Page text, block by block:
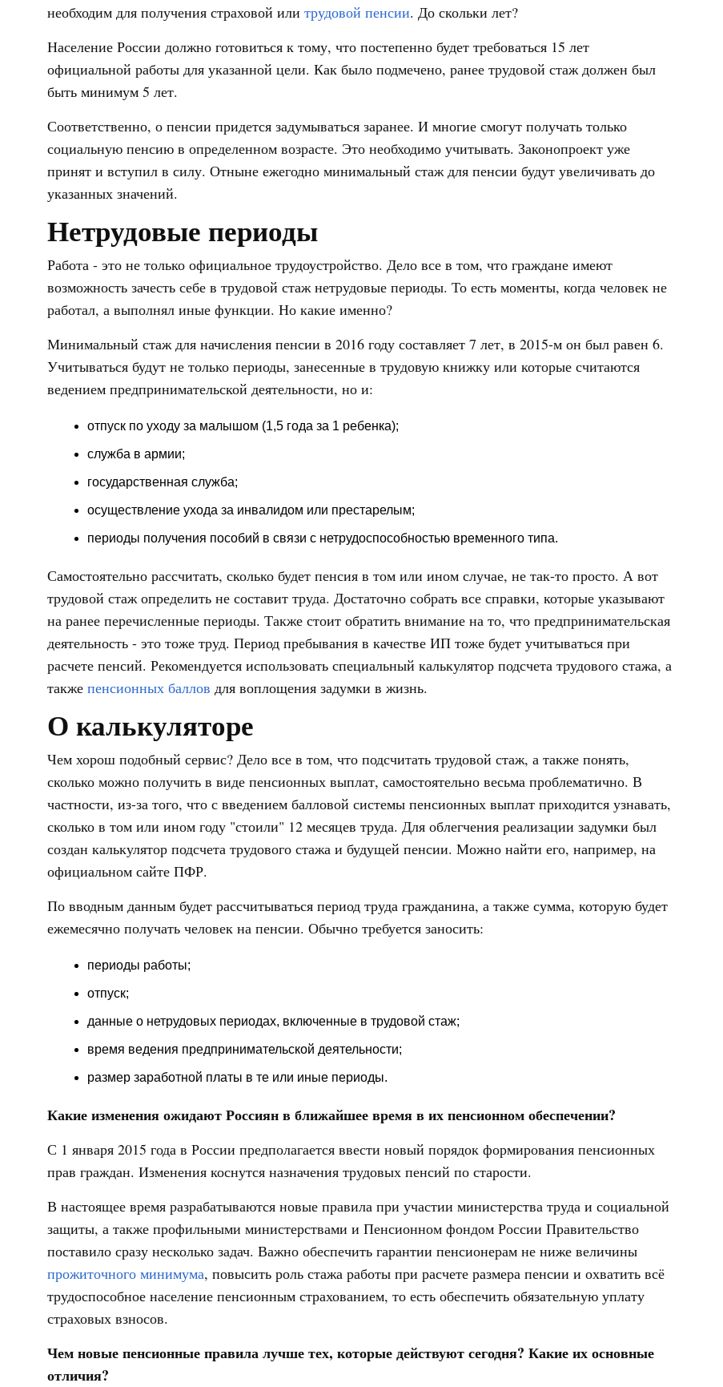
необходим для получения страховой или трудовой пенсии. До скольки лет?
Население России должно готовиться к тому, что постепенно будет требоваться 15 лет
официальной работы для указанной цели. Как было подмечено, ранее трудовой стаж должен был
быть минимум 5 лет.
Соответственно, о пенсии придется задумываться заранее. И многие смогут получать только
социальную пенсию в определенном возрасте. Это необходимо учитывать. Законопроект уже
принят и вступил в силу. Отныне ежегодно минимальный стаж для пенсии будут увеличивать до
указанных значений.
Нетрудовые периоды
Работа - это не только официальное трудоустройство. Дело все в том, что граждане имеют
возможность зачесть себе в трудовой стаж нетрудовые периоды. То есть моменты, когда человек не
работал, а выполнял иные функции. Но какие именно?
Минимальный стаж для начисления пенсии в 2016 году составляет 7 лет, в 2015-м он был равен 6.
Учитываться будут не только периоды, занесенные в трудовую книжку или которые считаются
ведением предпринимательской деятельности, но и:
отпуск по уходу за малышом (1,5 года за 1 ребенка);
служба в армии;
государственная служба;
осуществление ухода за инвалидом или престарелым;
периоды получения пособий в связи с нетрудоспособностью временного типа.
Самостоятельно рассчитать, сколько будет пенсия в том или ином случае, не так-то просто. А вот
трудовой стаж определить не составит труда. Достаточно собрать все справки, которые указывают
на ранее перечисленные периоды. Также стоит обратить внимание на то, что предпринимательская
деятельность - это тоже труд. Период пребывания в качестве ИП тоже будет учитываться при
расчете пенсий. Рекомендуется использовать специальный калькулятор подсчета трудового стажа, а
также пенсионных баллов для воплощения задумки в жизнь.
О калькуляторе
Чем хорош подобный сервис? Дело все в том, что подсчитать трудовой стаж, а также понять,
сколько можно получить в виде пенсионных выплат, самостоятельно весьма проблематично. В
частности, из-за того, что с введением балловой системы пенсионных выплат приходится узнавать,
сколько в том или ином году "стоили" 12 месяцев труда. Для облегчения реализации задумки был
создан калькулятор подсчета трудового стажа и будущей пенсии. Можно найти его, например, на
официальном сайте ПФР.
По вводным данным будет рассчитываться период труда гражданина, а также сумма, которую будет
ежемесячно получать человек на пенсии. Обычно требуется заносить:
периоды работы;
отпуск;
данные о нетрудовых периодах, включенные в трудовой стаж;
время ведения предпринимательской деятельности;
размер заработной платы в те или иные периоды.
Какие изменения ожидают Россиян в ближайшее время в их пенсионном обеспечении?
С 1 января 2015 года в России предполагается ввести новый порядок формирования пенсионных
прав граждан. Изменения коснутся назначения трудовых пенсий по старости.
В настоящее время разрабатываются новые правила при участии министерства труда и социальной
защиты, а также профильными министерствами и Пенсионном фондом России Правительство
поставило сразу несколько задач. Важно обеспечить гарантии пенсионерам не ниже величины
прожиточного минимума, повысить роль стажа работы при расчете размера пенсии и охватить всё
трудоспособное население пенсионным страхованием, то есть обеспечить обязательную уплату
страховых взносов.
Чем новые пенсионные правила лучше тех, которые действуют сегодня? Какие их основные
отличия?